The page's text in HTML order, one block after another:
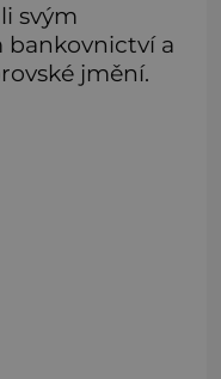
svým
bankovnictví a
jmění.